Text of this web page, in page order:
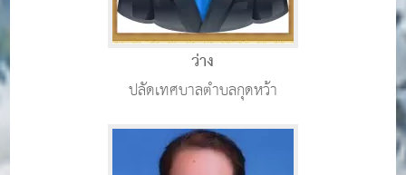
ว่าง
ปลัดเทศบาลตำบลกุดหว้า